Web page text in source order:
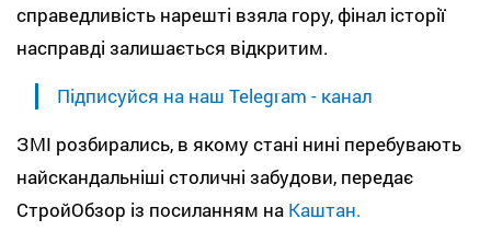
справедливість нарешті взяла гору, фінал історії
насправді залишається відкритим.
Підписуйся на наш Telegram - канал
ЗМІ розбирались, в якому стані нині перебувають
найскандальніші столичні забудови, передає
СтройОбзор із посиланням на Каштан.